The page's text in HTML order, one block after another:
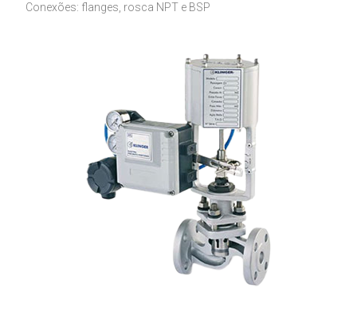
Conexões: flanges, rosca NPT e BSP